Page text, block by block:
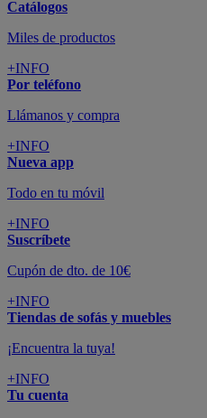
Catálogos
Miles de productos
+INFO
Por teléfono
Llámanos y compra
+INFO
Nueva app
Todo en tu móvil
+INFO
Suscríbete
Cupón de dto. de 10€
+INFO
Tiendas de sofás y muebles
¡Encuentra la tuya!
+INFO
Tu cuenta